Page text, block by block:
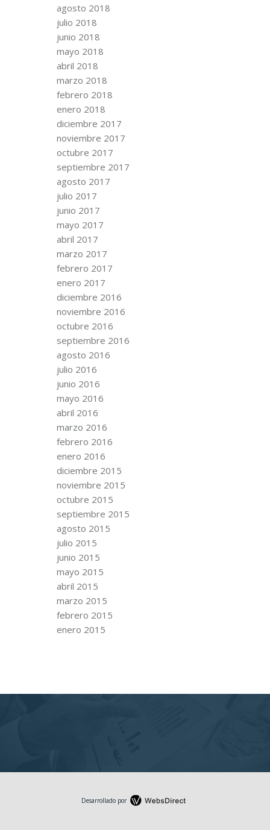
agosto 2018
julio 2018
junio 2018
mayo 2018
abril 2018
marzo 2018
febrero 2018
enero 2018
diciembre 2017
noviembre 2017
octubre 2017
septiembre 2017
agosto 2017
julio 2017
junio 2017
mayo 2017
abril 2017
marzo 2017
febrero 2017
enero 2017
diciembre 2016
noviembre 2016
octubre 2016
septiembre 2016
agosto 2016
julio 2016
junio 2016
mayo 2016
abril 2016
marzo 2016
febrero 2016
enero 2016
diciembre 2015
noviembre 2015
octubre 2015
septiembre 2015
agosto 2015
julio 2015
junio 2015
mayo 2015
abril 2015
marzo 2015
febrero 2015
enero 2015
Desarrollado por